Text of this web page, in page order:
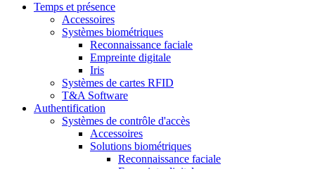
Temps et présence
Accessoires
Systèmes biométriques
Reconnaissance faciale
Empreinte digitale
Iris
Systèmes de cartes RFID
T&A Software
Authentification
Systèmes de contrôle d'accès
Accessoires
Solutions biométriques
Reconnaissance faciale